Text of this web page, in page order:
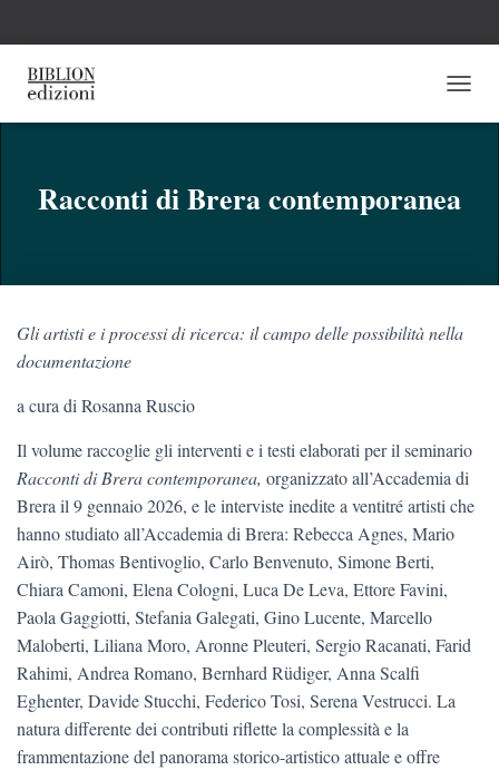
A
A
N
T
Racconti di Brera contemporanea
Gli artisti e i processi di ricerca: il campo delle possibilità nella
documentazione
a cura di Rosanna Ruscio
Il volume raccoglie gli interventi e i testi elaborati per il seminario
Racconti di Brera contemporanea, organizzato all’Accademia di
Brera il 9 gennaio 2026, e le interviste inedite a ventitré artisti che
hanno studiato all’Accademia di Brera: Rebecca Agnes, Mario
Airò, Thomas Bentivoglio, Carlo Benvenuto, Simone Berti,
Chiara Camoni, Elena Cologni, Luca De Leva, Ettore Favini,
Paola Gaggiotti, Stefania Galegati, Gino Lucente, Marcello
Maloberti, Liliana Moro, Aronne Pleuteri, Sergio Racanati, Farid
Rahimi, Andrea Romano, Bernhard Rüdiger, Anna Scalfi
Eghenter, Davide Stucchi, Federico Tosi, Serena Vestrucci. La
natura differente dei contributi riflette la complessità e la
frammentazione del panorama storico-artistico attuale e offre